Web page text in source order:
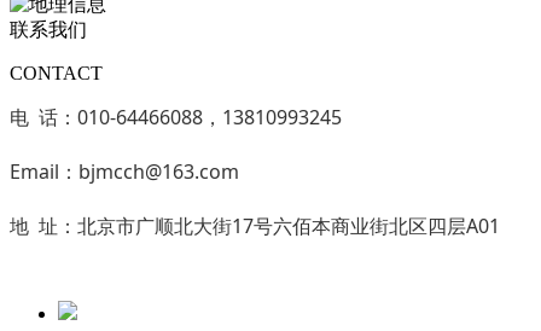
联系我们
CONTACT
电 话：010-64466088，13810993245
Email：bjmcch@163.com
地 址：北京市广顺北大街17号六佰本商业街北区四层A01